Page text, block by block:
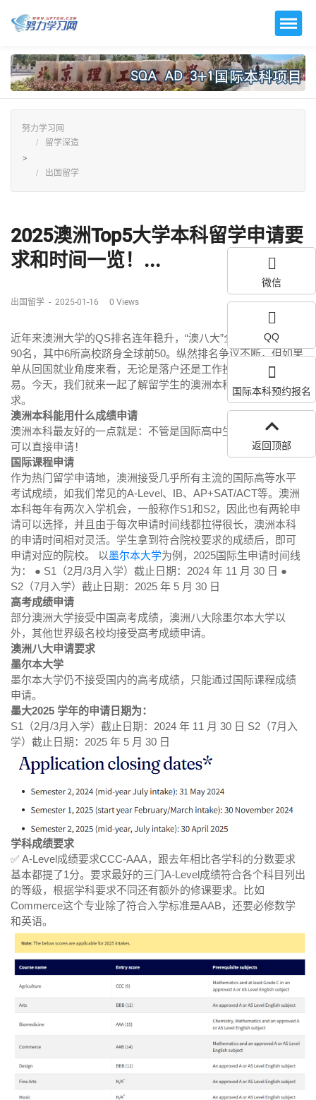
努力学习网
留学深造
>
出国留学
2025澳洲Top5大学本科留学申请要
求和时间一览！...
出国留学 - 2025-01-16 0 Views
近年来澳洲大学的QS排名连年稳升，“澳八大”全部进入全球前
90名，其中6所高校跻身全球前50。纵然排名争议不断，但如果
单从回国就业角度来看，无论是落户还是工作投简历都更容
易。今天，我们就来一起了解留学生的澳洲本科留学申请要
求。
澳洲本科能用什么成绩申请
澳洲本科最友好的一点就是：不管是国际高中生还是高考生都
可以直接申请！
国际课程申请
作为热门留学申请地，澳洲接受几乎所有主流的国际高等水平
考试成绩，如我们常见的A-Level、IB、AP+SAT/ACT等。澳洲
本科每年有两次入学机会，一般称作S1和S2，因此也有两轮申
请可以选择，并且由于每次申请时间线都拉得很长，澳洲本科
的申请时间相对灵活。学生拿到符合院校要求的成绩后，即可
申请对应的院校。 以墨尔本大学为例，2025国际生申请时间线
为： ● S1（2月/3月入学）截止日期：2024 年 11 月 30 日 ●
S2（7月入学）截止日期：2025 年 5 月 30 日
高考成绩申请
部分澳洲大学接受中国高考成绩，澳洲八大除墨尔本大学以
外，其他世界级名校均接受高考成绩申请。
澳洲八大申请要求
墨尔本大学
墨尔本大学仍不接受国内的高考成绩，只能通过国际课程成绩
申请。
墨大2025 学年的申请日期为：
S1（2月/3月入学）截止日期：2024 年 11 月 30 日 S2（7月入
学）截止日期：2025 年 5 月 30 日
学科成绩要求
✅ A-Level成绩要求CCC-AAA，跟去年相比各学科的分数要求
基本都提了1分。要求最好的三门A-Level成绩符合各个科目列出
的等级，根据学科要求不同还有额外的修课要求。比如
Commerce这个专业除了符合入学标准是AAB，还要必修数学
和英语。
微信
QQ
国际本科预约报名
返回顶部